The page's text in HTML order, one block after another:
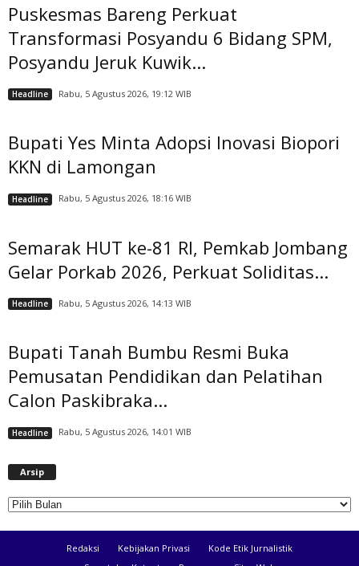
Puskesmas Bareng Perkuat
Transformasi Posyandu 6 Bidang SPM,
Posyandu Jeruk Kuwik...
Headline Rabu, 5 Agustus 2026, 19:12 WIB
Bupati Yes Minta Adopsi Inovasi Biopori
KKN di Lamongan
Headline Rabu, 5 Agustus 2026, 18:16 WIB
Semarak HUT ke-81 RI, Pemkab Jombang
Gelar Porkab 2026, Perkuat Soliditas...
Headline Rabu, 5 Agustus 2026, 14:13 WIB
Bupati Tanah Bumbu Resmi Buka
Pemusatan Pendidikan dan Pelatihan
Calon Paskibraka...
Headline Rabu, 5 Agustus 2026, 14:01 WIB
Arsip
Redaksi Kebijakan Privasi
Kode Etik Jurnalistik